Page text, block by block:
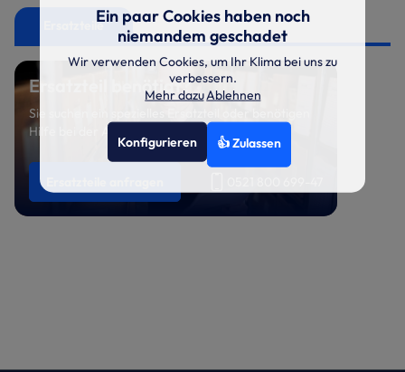
Ersatzteile
Ersatzteil benötigt?
Sie suchen ein spezielles Ersatzteil oder benötigen
Hilfe bei der Auswahl? Sprechen Sie uns an.
Ein paar Cookies haben noch
niemandem geschadet
Wir verwenden Cookies, um Ihr Klima bei uns zu
verbessern.
Mehr dazuAblehnen
Konfigurieren 👍 Zulassen